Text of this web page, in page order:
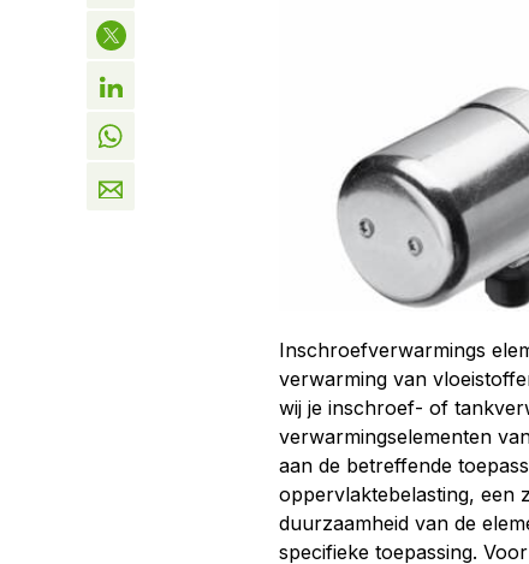
Inschroefverwarmings
verwarming van
wij je inschroef- of
verwarmingselementen
aan de betreffende
oppervlaktebelasting, een
duurzaamheid van de
specifieke toepassing.